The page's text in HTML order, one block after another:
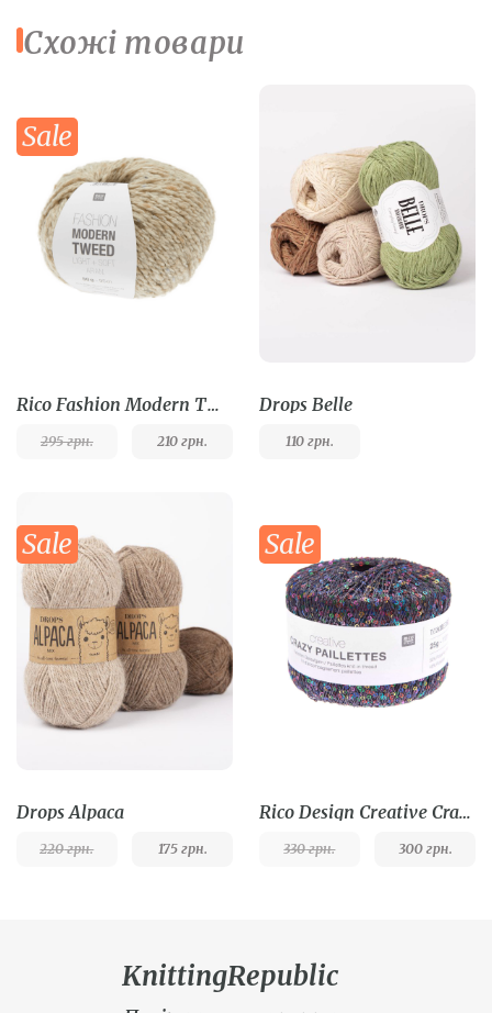
Схожі товари
Sale
Rico Fashion Modern Tweed
295грн. 210 грн.
Drops Belle
110грн.
Sale
Drops Alpaca
220грн. 175грн.
Sale
Rico Design Creative Crazy Paillettes
330грн. 300грн.
KnittingRepublic